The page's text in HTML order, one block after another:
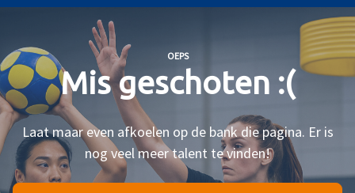
OEPS
Mis geschoten :(
Laat maar even afkoelen op de bank die pagina. Er is
nog veel meer talent te vinden!